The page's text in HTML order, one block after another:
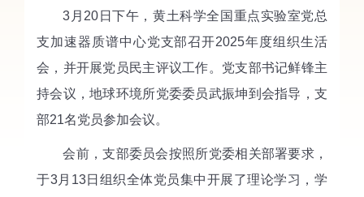
3月20日下午，黄土科学全国重点实验室党总
支加速器质谱中心党支部召开2025年度组织生活
会，并开展党员民主评议工作。党支部书记鲜锋主
持会议，地球环境所党委委员武振坤到会指导，支
部21名党员参加会议。
会前，支部委员会按照所党委相关部署要求，
于3月13日组织全体党员集中开展了理论学习，学